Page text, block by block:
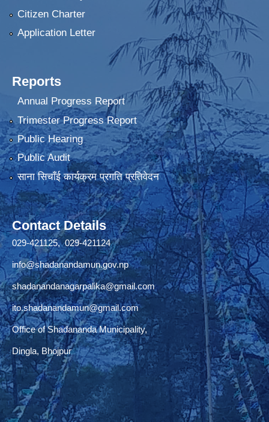
Citizen Charter
Application Letter
Reports
Annual Progress Report
Trimester Progress Report
Public Hearing
Public Audit
साना सिचाँई कार्यक्रम प्रगति प्रतिवेदन
Contact Details
029-421125, 029-421124
info@shadanandamun.gov.np
shadanandanagarpalika@gmail.com
ito.shadanandamun@gmail.com
Office of Shadananda Municipality,
Dingla, Bhojpur